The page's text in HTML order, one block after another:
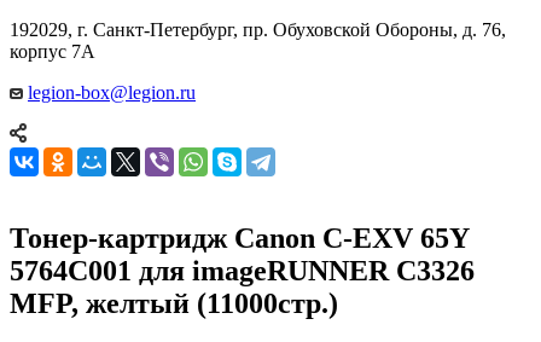
192029, г. Санкт-Петербург, пр. Обуховской Обороны, д. 76,
корпус 7А
legion-box@legion.ru
Тонер-картридж Canon C-EXV 65Y
5764C001 для imageRUNNER C3326
MFP, желтый (11000стр.)